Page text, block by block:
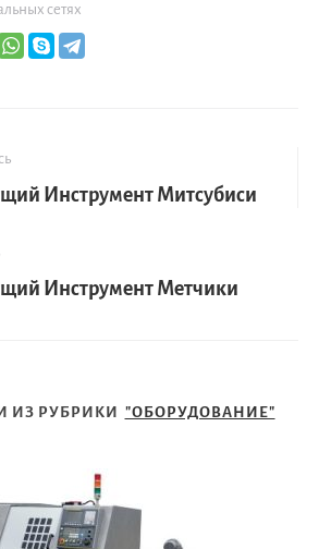
сетях
Инструмент Митсубиси
Инструмент Метчики
ИЗ РУБРИКИ "ОБОРУДОВАНИЕ"